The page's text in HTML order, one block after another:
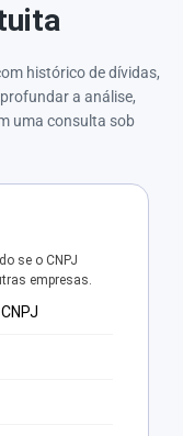
histórico de dívidas,
a análise,
uma consulta sob
se o CNPJ
empresas.